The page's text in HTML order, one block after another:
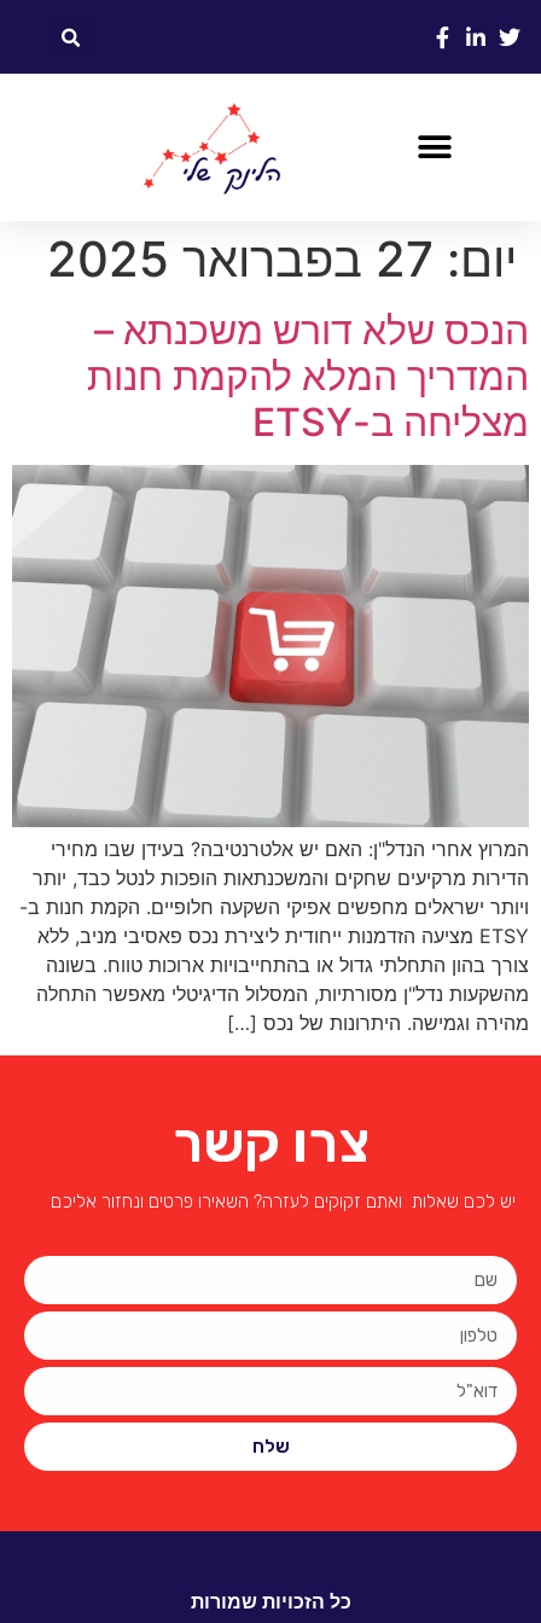
יום: 27 בפברואר 2025
הנכס שלא דורש משכנתא –
המדריך המלא להקמת חנות
מצליחה ב-ETSY
המרוץ אחרי הנדל"ן: האם יש אלטרנטיבה? בעידן שבו מחירי
הדירות מרקיעים שחקים והמשכנתאות הופכות לנטל כבד, יותר
ויותר ישראלים מחפשים אפיקי השקעה חלופיים. הקמת חנות ב-
ETSY מציעה הזדמנות ייחודית ליצירת נכס פאסיבי מניב, ללא
צורך בהון התחלתי גדול או בהתחייבויות ארוכות טווח. בשונה
מהשקעות נדל"ן מסורתיות, המסלול הדיגיטלי מאפשר התחלה
מהירה וגמישה. היתרונות של נכס […]
צרו קשר
יש לכם שאלות ואתם זקוקים לעזרה? השאירו פרטים ונחזור אליכם
שלח
כל הזכויות שמורות